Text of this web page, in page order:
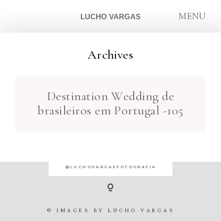
LUCHO VARGAS MENU
Archives
Destination Wedding de
brasileiros em Portugal -105
SOBRE
@LUCHOVARGASFOTOGRAFIA
© IMAGES BY LUCHO VARGAS